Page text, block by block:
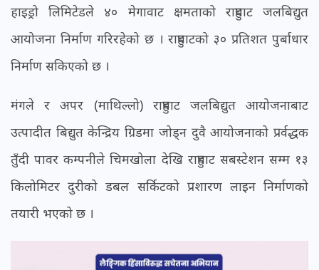
हाइड्रो लिमिटेडले ४० मेगावाट क्षमताको राहुघाट जलबिद्युत
आयोजना निर्माण गरिरहेको छ । राहुघाटको ३० प्रतिशत पुर्बाधार
निर्माण सकिएको छ ।
मंगले र अपर (माथिल्लो) राहुघाट जलबिद्युत आयोजनाबाट
उत्पादीत बिद्युत केन्द्रिय ग्रिडमा जोड्न दुवै आयोजनाको प्रर्वद्धक
तुँदी पावर कम्पनीले चिमखोला देखि राहुघाट सबस्टेशन सम्म १३
किलोमिटर दुरीको डबल सर्किटको प्रशारण लाइन निर्माणको
तयारी भएको छ ।